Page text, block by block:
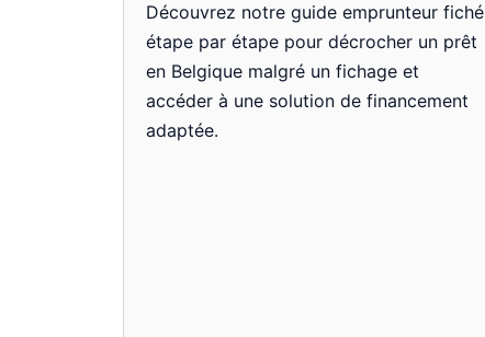
Découvrez notre guide emprunteur fiché
étape par étape pour décrocher un prêt
en Belgique malgré un fichage et
accéder à une solution de financement
adaptée.